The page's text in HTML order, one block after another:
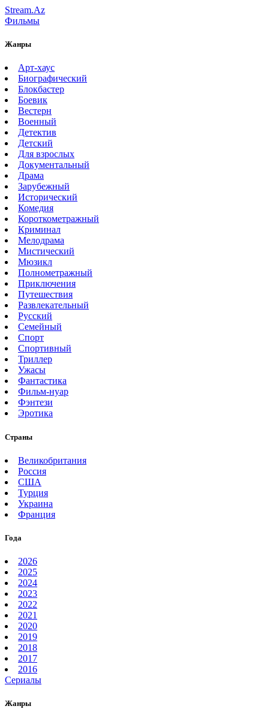
Stream.Az
Фильмы
Жанры
Арт-хаус
Биографический
Блокбастер
Боевик
Вестерн
Военный
Детектив
Детский
Для взрослых
Документальный
Драма
Зарубежный
Исторический
Комедия
Короткометражный
Криминал
Мелодрама
Мистический
Мюзикл
Полнометражный
Приключения
Путешествия
Развлекательный
Русский
Семейный
Спорт
Спортивный
Триллер
Ужасы
Фантастика
Фильм-нуар
Фэнтези
Эротика
Страны
Великобритания
Россия
США
Турция
Украина
Франция
Года
2026
2025
2024
2023
2022
2021
2020
2019
2018
2017
2016
Сериалы
Жанры